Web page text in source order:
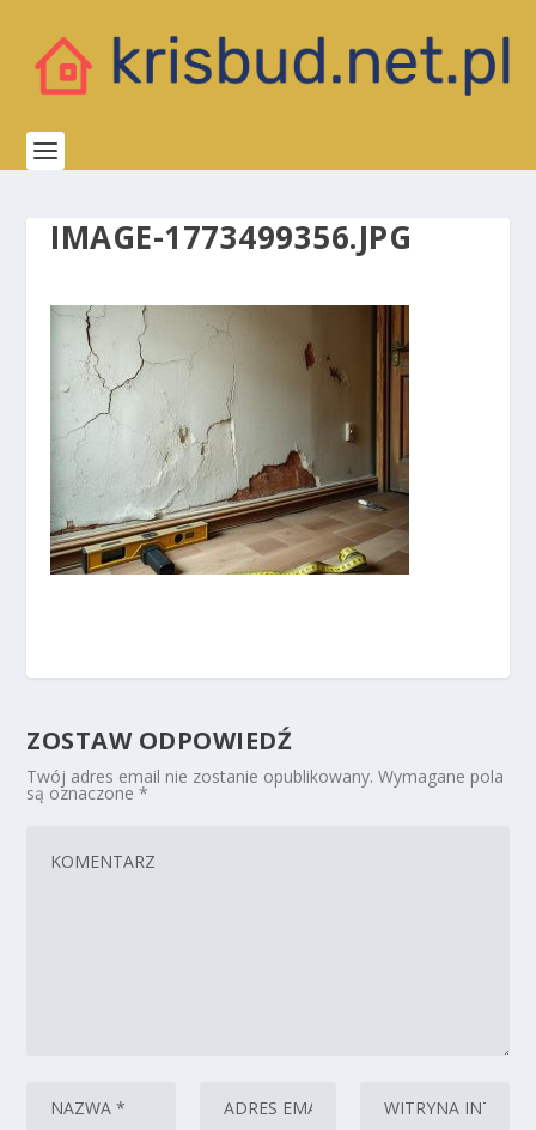
IMAGE-1773499356.JPG
ZOSTAW ODPOWIEDŹ
Twój adres email nie zostanie opublikowany. Wymagane pola
są oznaczone*